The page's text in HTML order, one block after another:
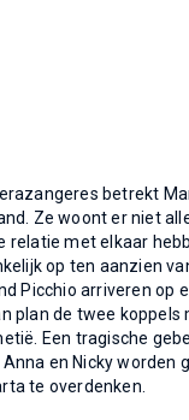
betrekt
Ze woont er niet
relatie met elkaar
op ten aanzien
Picchio arriveren op
plan de twee koppels
Een tragische
en Nicky worden
te overdenken.